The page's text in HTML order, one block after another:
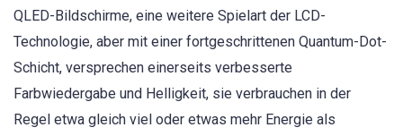
QLED-Bildschirme, eine weitere Spielart der LCD-
Technologie, aber mit einer fortgeschrittenen Quantum-Dot-
Schicht, versprechen einerseits verbesserte
Farbwiedergabe und Helligkeit, sie verbrauchen in der
Regel etwa gleich viel oder etwas mehr Energie als